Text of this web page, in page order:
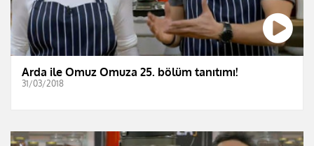
Arda ile Omuz Omuza 25. bölüm tanıtımı!
31/03/2018